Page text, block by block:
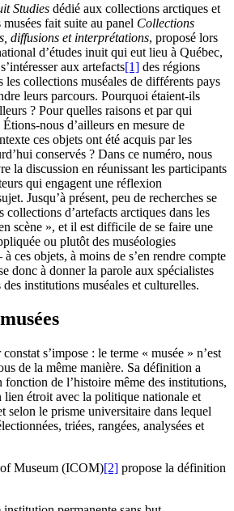
Studies dédié aux collections arctiques et
fait suite au panel Collections
diffusions et interprétations, proposé lors
d’études inuit qui eut lieu à Québec,
aux artefacts[1] des régions
les collections muséales de différents pays
leurs parcours. Pourquoi étaient-ils
? Pour quelles raisons et par qui
nous d’ailleurs en mesure de
ces objets ont été acquis par les
conservés ? Dans ce numéro, nous
la discussion en réunissant les participants
qui engagent une réflexion
Jusqu’à présent, peu de recherches se
collections d’artefacts arctiques dans les
scène », et il est difficile de se faire une
ou plutôt des muséologies
ces objets, à moins de s’en rendre compte
donc à donner la parole aux spécialistes
institutions muséales et culturelles.
s’impose : le terme « musée » n’est
de la même manière. Sa définition a
fonction de l’histoire même des institutions,
lien étroit avec la politique nationale et
selon le prisme universitaire dans lequel
triées, rangées, analysées et
Museum (ICOM)[2] propose la définition